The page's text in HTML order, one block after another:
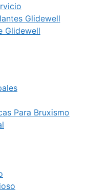
Glidewell
Glidewell
Para Bruxismo